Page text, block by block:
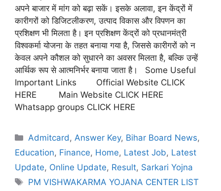
अपने बाजार में मांग को बढ़ा सकें। इसके अलावा, इन केंद्रों में
कारीगरों को डिजिटलीकरण, उत्पाद विकास और विपणन का
प्रशिक्षण भी मिलता है। इन प्रशिक्षण केंद्रों को प्रधानमंत्री
विश्वकर्मा योजना के तहत बनाया गया है, जिससे कारीगरों को न
केवल अपने कौशल को सुधारने का अवसर मिलता है, बल्कि उन्हें
आर्थिक रूप से आत्मनिर्भर बनाया जाता है। Some Useful
Important Links Official Website CLICK
HERE Main Website CLICK HERE
Whatsapp groups CLICK HERE
Admitcard , Answer Key, Bihar Board News,
Education, Finance, Home, Latest Job, Latest
Update, Online Update, Result, Sarkari Yojna
PM VISHWAKARMA YOJANA CENTER LIST